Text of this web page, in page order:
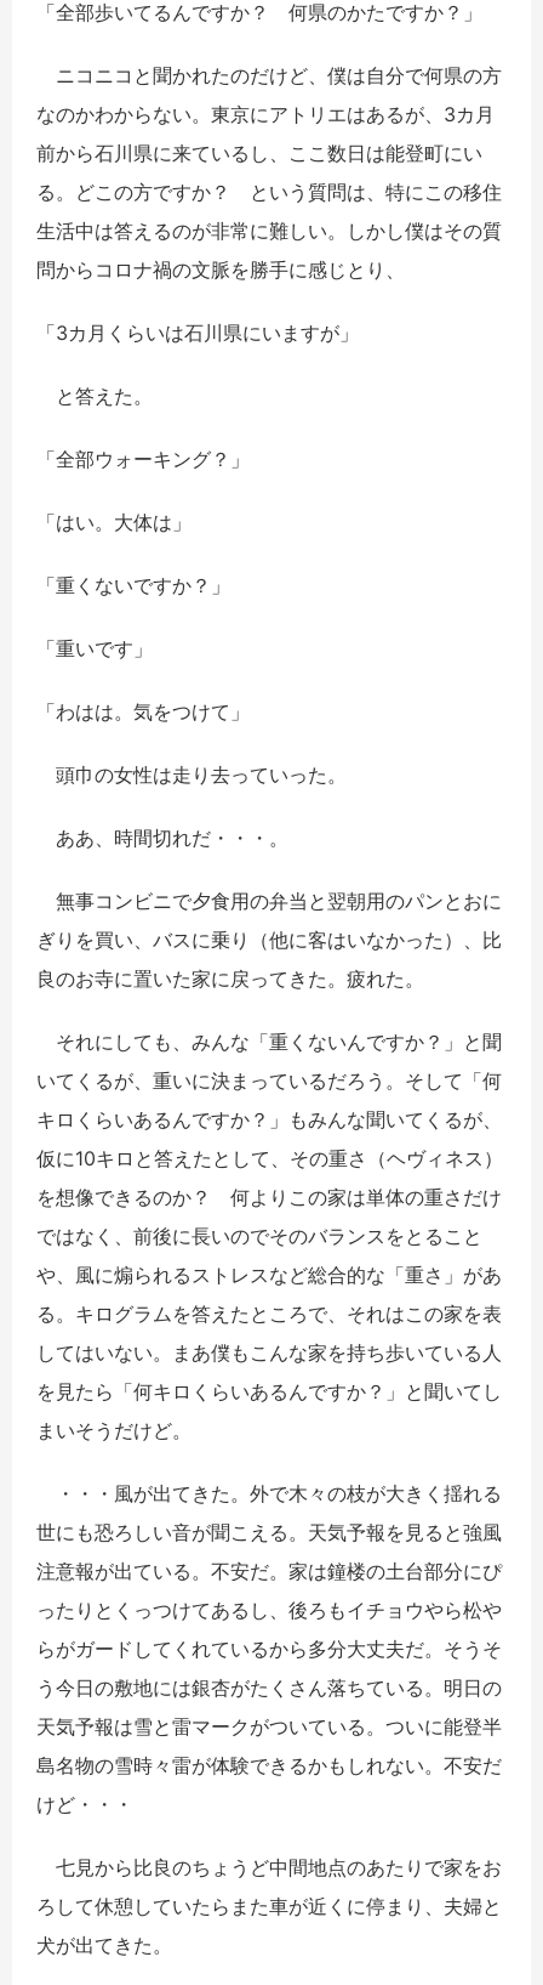
「全部歩いてるんですか？ 何県のかたですか？」
ニコニコと聞かれたのだけど、僕は自分で何県の方
なのかわからない。東京にアトリエはあるが、3カ月
前から石川県に来ているし、ここ数日は能登町にい
る。どこの方ですか？ という質問は、特にこの移住
生活中は答えるのが非常に難しい。しかし僕はその質
問からコロナ禍の文脈を勝手に感じとり、
「3カ月くらいは石川県にいますが」
と答えた。
「全部ウォーキング？」
「はい。大体は」
「重くないですか？」
「重いです」
「わはは。気をつけて」
頭巾の女性は走り去っていった。
ああ、時間切れだ・・・。
無事コンビニで夕食用の弁当と翌朝用のパンとおに
ぎりを買い、バスに乗り（他に客はいなかった）、比
良のお寺に置いた家に戻ってきた。疲れた。
それにしても、みんな「重くないんですか？」と聞
いてくるが、重いに決まっているだろう。そして「何
キロくらいあるんですか？」もみんな聞いてくるが、
仮に10キロと答えたとして、その重さ（ヘヴィネス）
を想像できるのか？ 何よりこの家は単体の重さだけ
ではなく、前後に長いのでそのバランスをとること
や、風に煽られるストレスなど総合的な「重さ」があ
る。キログラムを答えたところで、それはこの家を表
してはいない。まあ僕もこんな家を持ち歩いている人
を見たら「何キロくらいあるんですか？」と聞いてし
まいそうだけど。
・・・風が出てきた。外で木々の枝が大きく揺れる
世にも恐ろしい音が聞こえる。天気予報を見ると強風
注意報が出ている。不安だ。家は鐘楼の土台部分にぴ
ったりとくっつけてあるし、後ろもイチョウやら松や
らがガードしてくれているから多分大丈夫だ。そうそ
う今日の敷地には銀杏がたくさん落ちている。明日の
天気予報は雪と雷マークがついている。ついに能登半
島名物の雪時々雷が体験できるかもしれない。不安だ
けど・・・
七見から比良のちょうど中間地点のあたりで家をお
ろして休憩していたらまた車が近くに停まり、夫婦と
犬が出てきた。